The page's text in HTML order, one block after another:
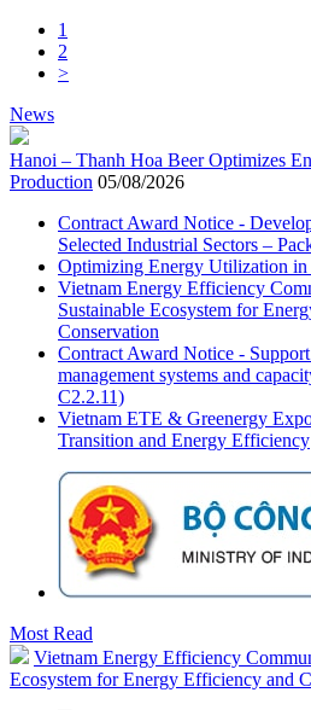
1
2
>
News
Hanoi – Thanh Hoa Beer Optimizes
Production 05/08/2026
Contract Award Notice -
Selected Industrial Sectors –
Optimizing Energy Utilization in
Vietnam Energy Efficiency
Sustainable Ecosystem for
Conservation
Contract Award Notice -
management systems and
C2.2.11)
Vietnam ETE & Greenergy
Transition and Energy Efficiency
Most Read
Vietnam Energy Efficiency
Ecosystem for Energy Efficiency and